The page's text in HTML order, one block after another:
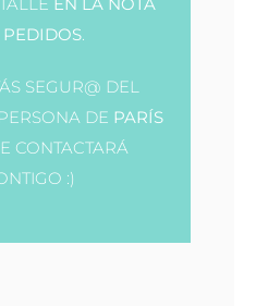
PEDIDOS.
SEGUR@ DEL
DE PARÍS
CONTACTARÁ
:)